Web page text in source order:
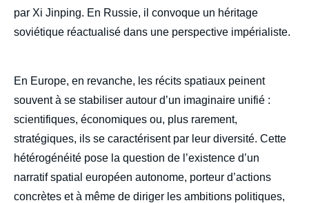
par Xi Jinping. En Russie, il convoque un héritage
soviétique réactualisé dans une perspective impérialiste.
En Europe, en revanche, les récits spatiaux peinent
souvent à se stabiliser autour d’un imaginaire unifié :
scientifiques, économiques ou, plus rarement,
stratégiques, ils se caractérisent par leur diversité. Cette
hétérogénéité pose la question de l’existence d’un
narratif spatial européen autonome, porteur d’actions
concrètes et à même de diriger les ambitions politiques,
Enjeux stratégiques et perspective
européenne », Études, Ifri, 10 décembre
2025.